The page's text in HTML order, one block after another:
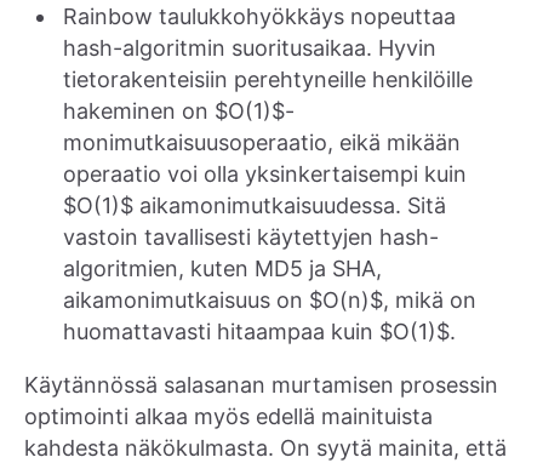
Rainbow taulukkohyökkäys nopeuttaa
hash-algoritmin suoritusaikaa. Hyvin
tietorakenteisiin perehtyneille henkilöille
hakeminen on $O(1)$-
monimutkaisuusoperaatio, eikä mikään
operaatio voi olla yksinkertaisempi kuin
$O(1)$ aikamonimutkaisuudessa. Sitä
vastoin tavallisesti käytettyjen hash-
algoritmien, kuten MD5 ja SHA,
aikamonimutkaisuus on $O(n)$, mikä on
huomattavasti hitaampaa kuin $O(1)$.
Käytännössä salasanan murtamisen prosessin
optimointi alkaa myös edellä mainituista
kahdesta näkökulmasta. On syytä mainita, että